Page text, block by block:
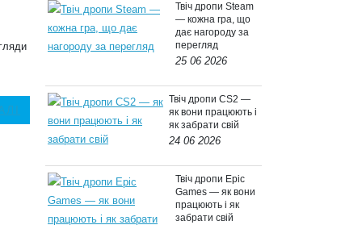
Твіч дропи Steam
— кожна гра, що
дає нагороду за
перегляд
25 06 2026
Твіч дропи CS2 —
як вони працюють і
як забрати свій
24 06 2026
Твіч дропи Epic
Games — як вони
працюють і як
забрати свій